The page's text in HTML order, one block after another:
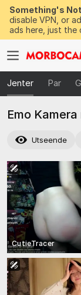
Something's
disable VPN, or
ads here, just the
Jenter Par
Emo
Utseende
CutieTracer